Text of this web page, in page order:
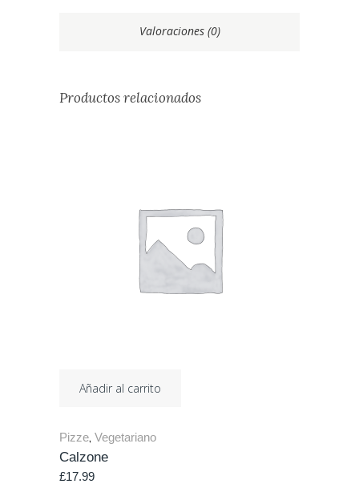
Valoraciones (0)
Productos relacionados
Añadir al carrito
Pizze, Vegetariano
Calzone
£17.99